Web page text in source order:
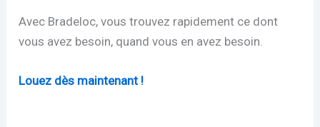
Avec Bradeloc, vous trouvez rapidement ce dont
vous avez besoin, quand vous en avez besoin.
Louez dès maintenant !